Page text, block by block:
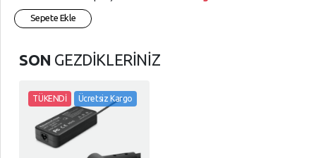
Sepete Ekle
SON GEZDİKLERİNİZ
TÜKENDİ Ücretsiz Kargo